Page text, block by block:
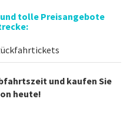
tolle Preisangebote
und kaufen Sie
heute!